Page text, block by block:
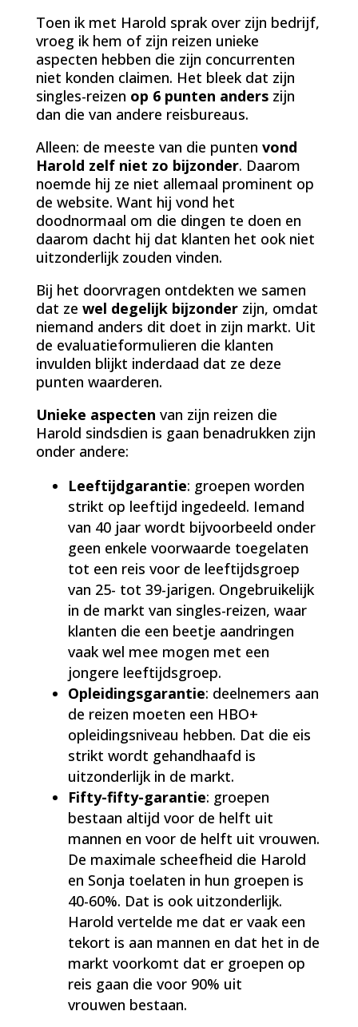
Toen ik met Harold sprak over zijn bedrijf,
vroeg ik hem of zijn reizen unieke
aspecten hebben die zijn concurrenten
niet konden claimen. Het bleek dat zijn
singles-reizen op 6 punten anderszijn
dan die van andere reisbureaus.
Alleen: de meeste van die punten vond
Harold zelf niet zo bijzonder. Daarom
noemde hij ze niet allemaal prominent op
de website. Want hij vond het
doodnormaal om die dingen te doen en
daarom dacht hij dat klanten het ook niet
uitzonderlijk zouden vinden.
Bij het doorvragen ontdekten we samen
dat ze wel degelijk bijzonderzijn, omdat
niemand anders dit doet in zijn markt. Uit
de evaluatieformulieren die klanten
invulden blijkt inderdaad dat ze deze
punten waarderen.
Unieke aspecten van zijn reizen die
Harold sindsdien is gaan benadrukken zijn
onder andere:
Leeftijdgarantie: groepen worden
strikt op leeftijd ingedeeld. Iemand
van 40 jaar wordt bijvoorbeeld onder
geen enkele voorwaarde toegelaten
tot een reis voor de leeftijdsgroep
van 25- tot 39-jarigen. Ongebruikelijk
in de markt van singles-reizen, waar
klanten die een beetje aandringen
vaak wel mee mogen met een
jongere leeftijdsgroep.
Opleidingsgarantie: deelnemers aan
de reizen moeten een HBO+
opleidingsniveau hebben. Dat die eis
strikt wordt gehandhaafd is
uitzonderlijk in de markt.
Fifty-fifty-garantie: groepen
bestaan altijd voor de helft uit
mannen en voor de helft uit vrouwen.
De maximale scheefheid die Harold
en Sonja toelaten in hun groepen is
40-60%. Dat is ook uitzonderlijk.
Harold vertelde me dat er vaak een
tekort is aan mannen en dat het in de
markt voorkomt dat er groepen op
reis gaan die voor 90% uit
vrouwen bestaan.